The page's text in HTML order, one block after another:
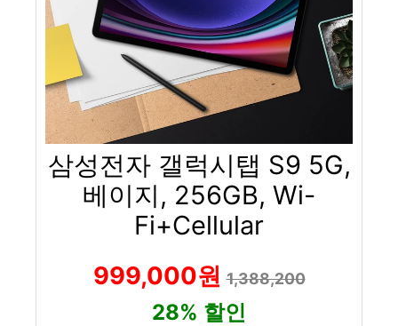
삼성전자 갤럭시탭 S9 5G,
베이지, 256GB, Wi-
Fi+Cellular
999,000원1,388,200
28% 할인